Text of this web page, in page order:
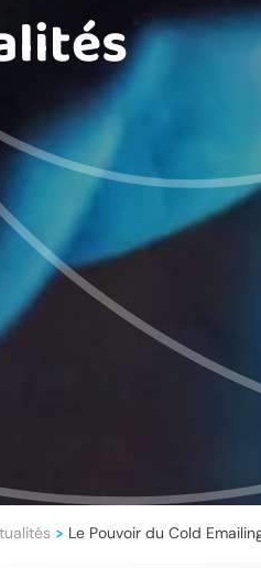
> Le Pouvoir du Cold